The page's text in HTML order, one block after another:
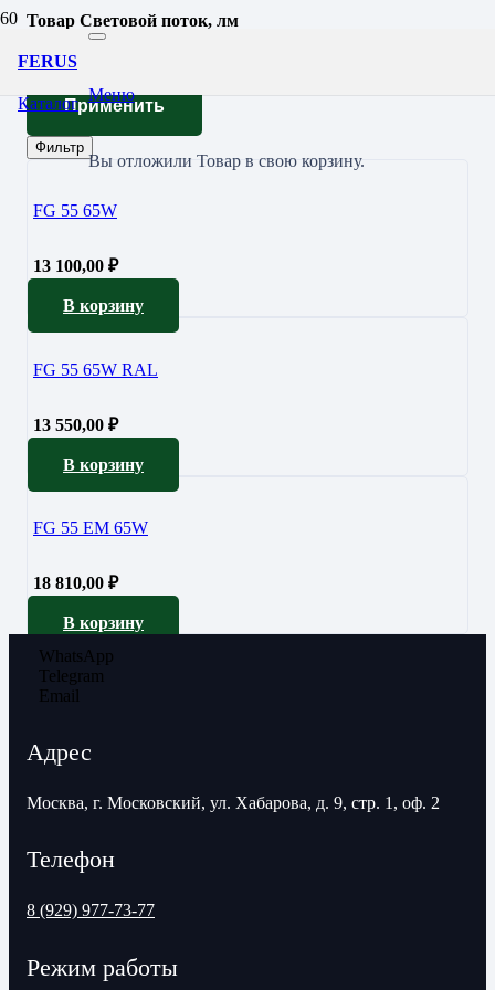
FERUS
Меню
Вы отложили Товарв свою корзину.
Каталог
Товар Световой поток, лм
Применить
Фильтр
FG 55 65W
13 100,00 ₽
В корзину
FG 55 65W RAL
13 550,00 ₽
В корзину
FG 55 EM 65W
18 810,00 ₽
В корзину
WhatsApp
Telegram
Email
Адрес
Москва, г. Московский, ул. Хабарова, д. 9, стр. 1, оф. 2
Телефон
8 (929) 977-73-77
Режим работы